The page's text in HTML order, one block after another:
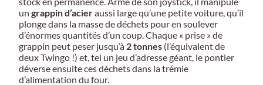
ungrappin d’acieraussi large qu’une petite voiture, qu’il
plonge dans la masse de déchets pour en soulever
d’énormes quantités d’un coup. Chaque « prise » de
grappin peut peser jusqu’à 2 tonnes (l’équivalent de
deux Twingo !) et, tel un jeu d’adresse géant, le pontier
déverse ensuite ces déchets dans la trémie
d’alimentation du four.